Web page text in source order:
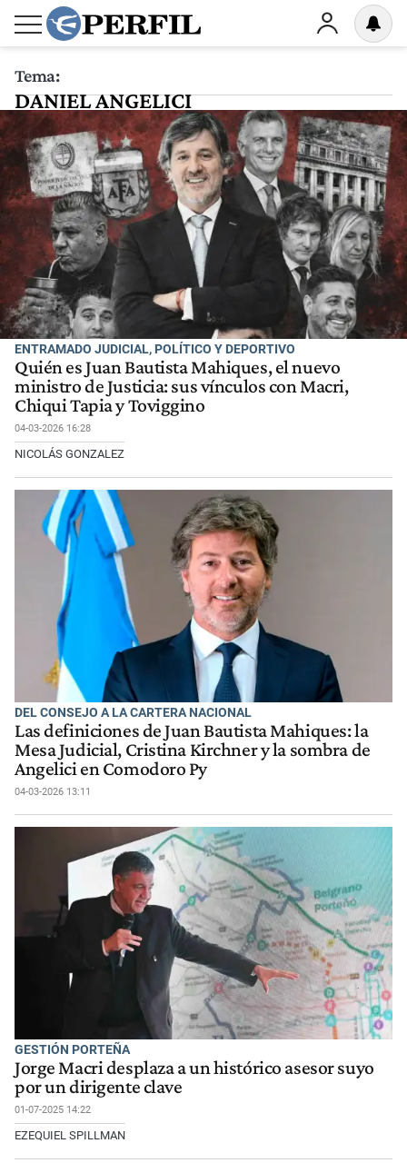
Tema:
DANIEL ANGELICI
ENTRAMADO JUDICIAL, POLÍTICO Y DEPORTIVO
Quién es Juan Bautista Mahiques, el nuevo
ministro de Justicia: sus vínculos con Macri,
Chiqui Tapia y Toviggino
04-03-2026 16:28
NICOLÁS GONZALEZ
DEL CONSEJO A LA CARTERA NACIONAL
Las definiciones de Juan Bautista Mahiques: la
Mesa Judicial, Cristina Kirchner y la sombra de
Angelici en Comodoro Py
04-03-2026 13:11
GESTIÓN PORTEÑA
Jorge Macri desplaza a un histórico asesor suyo
por un dirigente clave
01-07-2025 14:22
EZEQUIEL SPILLMAN